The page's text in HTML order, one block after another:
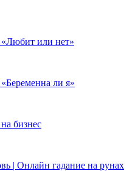
или нет»
ли я»
бизнес
| Онлайн гадание на рунах